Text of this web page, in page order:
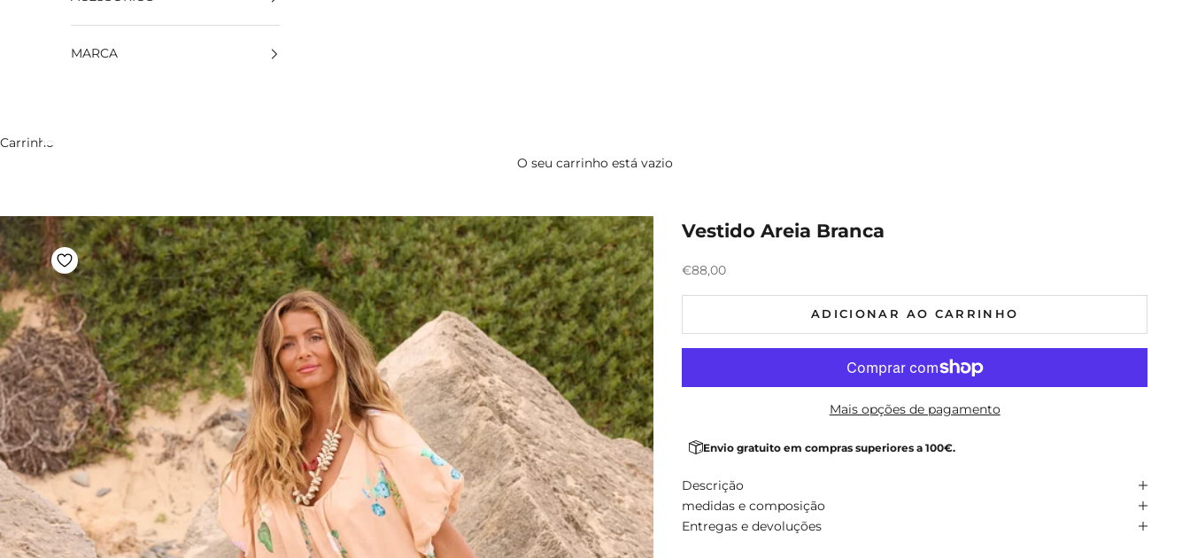
MARCA
Carrinho
O seu carrinho está vazio
Vestido Areia Branca
Preço promocional
€88,00
ADICIONAR AO CARRINHO
Mais opções de pagamento
Envio gratuito em compras superiores a 100€.
Descrição
medidas e composição
Entregas e devoluções